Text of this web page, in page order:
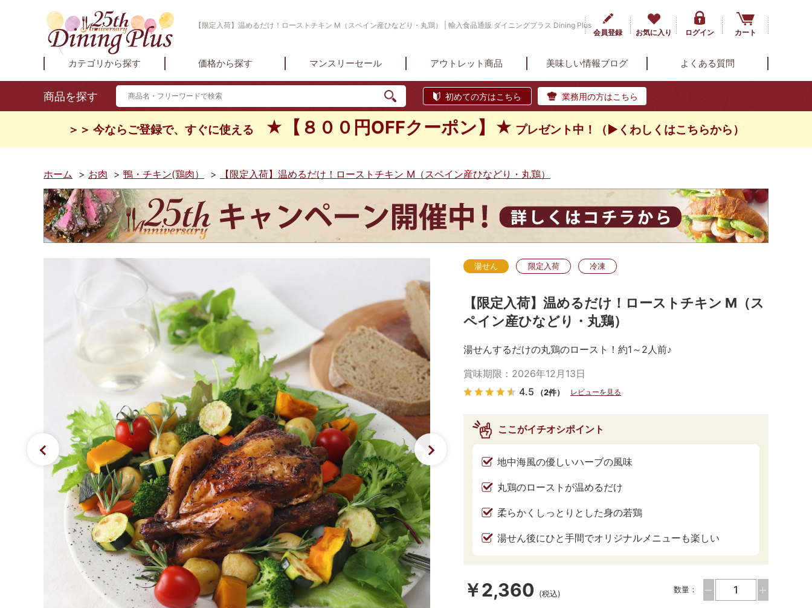
【限定入荷】温めるだけ！ローストチキン M（スペイン産ひなどり・丸鶏） | 輸入食品通販 ダイニングプラス Dining Plus
会員登録
お気に入り ログイン カート
カテゴリから探す 価格から探す マンスリーセール アウトレット商品 美味しい情報ブログ よくある質問
商品を探す 初めての方はこちら 業務用の方はこちら
＞＞ 今ならご登録で、すぐに使える ★【８００円OFFクーポン】★ プレゼント中！（▶くわしくはこちらから）
ホーム > お肉 > 鴨・チキン(鶏肉） > 【限定入荷】温めるだけ！ローストチキン M（スペイン産ひなどり・丸鶏）
湯せん 限定入荷 冷凍
【限定入荷】温めるだけ！ローストチキン M（ス
ペイン産ひなどり・丸鶏）
湯せんするだけの丸鶏のロースト！約1～2人前♪
賞味期限： 2026年12月13日
4.5
（2件） レビューを見る
ここがイチオシポイント
地中海風の優しいハーブの風味
丸鶏のローストが温めるだけ
柔らかくしっとりとした身の若鶏
湯せん後にひと手間でオリジナルメニューも楽しい
￥2,360 (税込) 数量：